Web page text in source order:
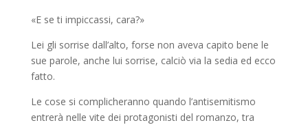
«E se ti impiccassi, cara?»
Lei gli sorrise dall’alto, forse non aveva capito bene le
sue parole, anche lui sorrise, calciò via la sedia ed ecco
fatto.
Le cose si complicheranno quando l’antisemitismo
entrerà nelle vite dei protagonisti del romanzo, tra